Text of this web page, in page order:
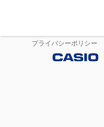
プライバシーポリシー